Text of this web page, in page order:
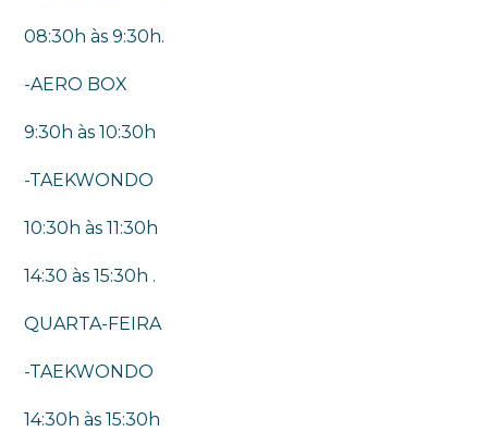
08:30h às 9:30h.
-AERO BOX
9:30h às 10:30h
-TAEKWONDO
10:30h às 11:30h
14:30 às 15:30h .
QUARTA-FEIRA
-TAEKWONDO
14:30h às 15:30h